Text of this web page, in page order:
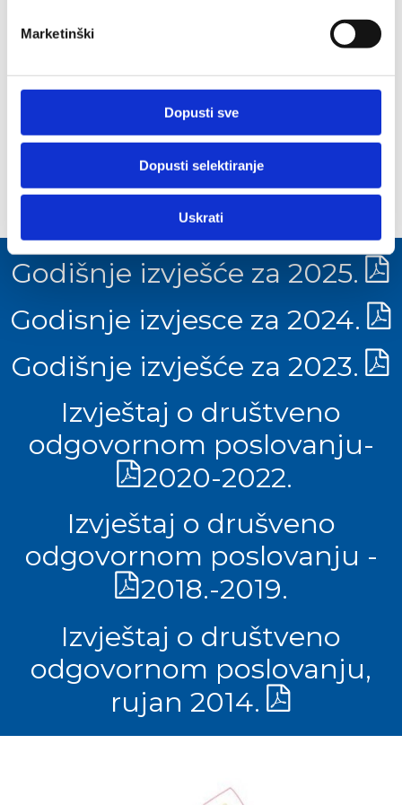
Marketinški
Dopusti sve
Dopusti selektiranje
Uskrati
izboru
standarda i propisa
Godišnje izvješće za 2025.
Godisnje izvjesce za 2024.
Godišnje izvješće za 2023.
Izvještaj o društveno
odgovornom poslovanju-
2020-2022.
Izvještaj o drušveno
odgovornom poslovanju -
2018.-2019.
Izvještaj o društveno
odgovornom poslovanju,
rujan 2014.